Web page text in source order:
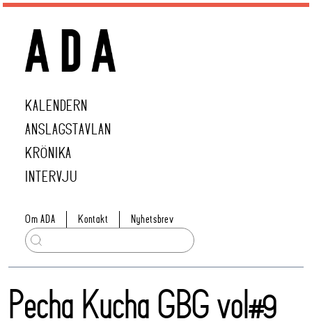
KALENDERN
ANSLAGSTAVLAN
KRÖNIKA
INTERVJU
Om ADA Kontakt Nyhetsbrev
Pecha Kucha GBG vol#9